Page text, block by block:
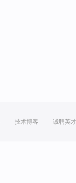
技术博客 诚聘英才